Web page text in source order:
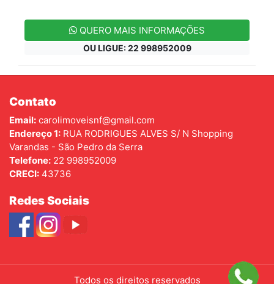
QUERO MAIS INFORMAÇÕES
OU LIGUE: 22 998952009
Contato
Email: carolimoveisnf@gmail.com
Endereço 1: RUA RODRIGUES ALVES S/ N Shopping
Varandas - São Pedro da Serra
Telefone: 22 998952009
CRECI: 43736
Redes Sociais
Todos os direitos reservados